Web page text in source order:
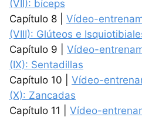
(VII): bíceps
Capítulo 8 | Vídeo-
(VIII): Glúteos e
Capítulo 9 | Vídeo-
(IX): Sentadillas
Capítulo 10 | Vídeo-
(X): Zancadas
Capítulo 11 | Vídeo-